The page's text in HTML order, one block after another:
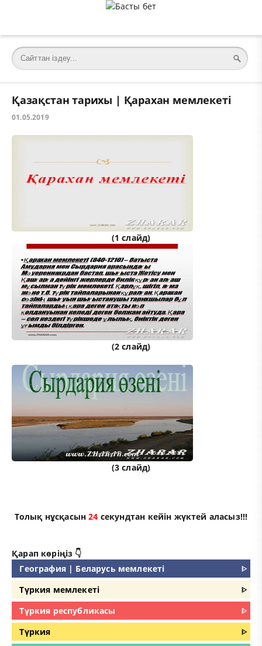
Қазақстан тарихы | Қарахан мемлекеті
01.05.2019
(1 слайд)
(2 слайд)
(3 слайд)
Толық нұсқасын23 секундтан кейін жүктей аласыз!!!
Қарап көріңіз 👇
География | Беларусь мемлекеті
ᐈ
Түркия мемлекеті
ᐈ
Түркия республикасы
ᐈ
Түркия
ᐈ